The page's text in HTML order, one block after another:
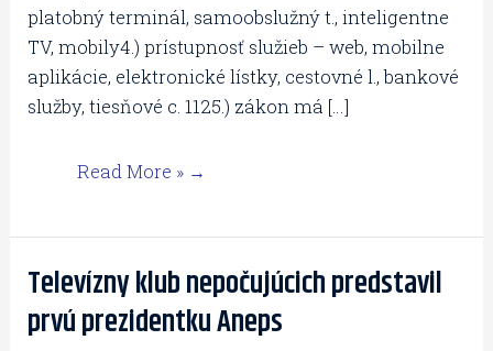
platobný terminál, samoobslužný t., inteligentne
TV, mobily4.) prístupnosť služieb – web, mobilne
aplikácie, elektronické lístky, cestovné l., bankové
služby, tiesňové c. 1125.) zákon má […]
Read More »
Televízny klub nepočujúcich predstavil
prvú prezidentku Aneps
Televízny
klub
nepočujúcich